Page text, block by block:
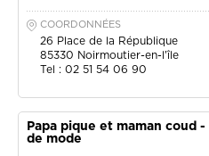
COORDONNÉES
26 Place de la République
85330 Noirmoutier-en-l'île
Tel : 02 51 54 06 90
Papa pique et maman coud
de mode